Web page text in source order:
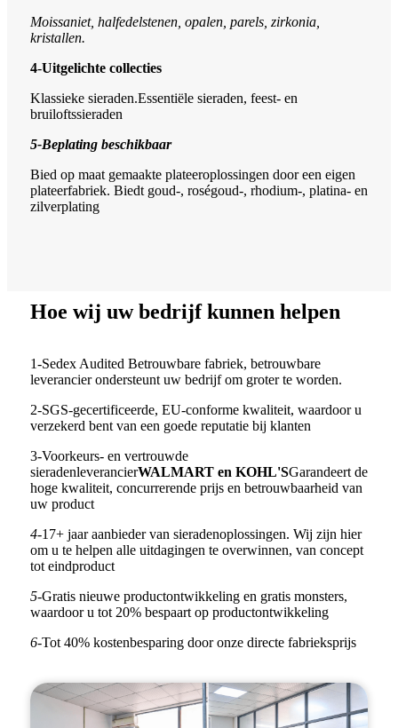
Moissaniet, halfedelstenen, opalen, parels, zirkonia,
kristallen.
4-Uitgelichte collecties
Klassieke sieraden.Essentiële sieraden, feest- en
bruiloftssieraden
5-Beplating beschikbaar
Bied op maat gemaakte plateeroplossingen door een eigen
plateerfabriek. Biedt goud-, roségoud-, rhodium-, platina- en
zilverplating
Hoe wij uw bedrijf kunnen helpen
1-Sedex Audited Betrouwbare fabriek, betrouwbare
leverancier ondersteunt uw bedrijf om groter te worden.
2-SGS-gecertificeerde, EU-conforme kwaliteit, waardoor u
verzekerd bent van een goede reputatie bij klanten
3-Voorkeurs- en vertrouwde
sieradenleverancierWALMART en KOHL'SGarandeert de
hoge kwaliteit, concurrerende prijs en betrouwbaarheid van
uw product
4-17+ jaar aanbieder van sieradenoplossingen. Wij zijn hier
om u te helpen alle uitdagingen te overwinnen, van concept
tot eindproduct
5-Gratis nieuwe productontwikkeling en gratis monsters,
waardoor u tot 20% bespaart op productontwikkeling
6-Tot 40% kostenbesparing door onze directe fabrieksprijs